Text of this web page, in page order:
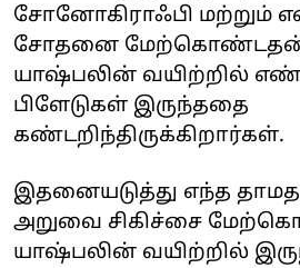
சோனோகிராஃபி
சோதனை மேற்கொண்டதன்
யாஷ்பலின் வயிற்றில்
பிளேடுகள் இருந்ததை
கண்டறிந்திருக்கிறார்கள்.
இதனையடுத்து எந்த
அறுவை சிகிச்சை
யாஷ்பலின் வயிற்றில்